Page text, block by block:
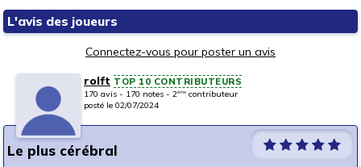
L'avis des joueurs
Connectez-vous pour poster un avis
rolft TOP 10 CONTRIBUTEURS
170 avis - 170 notes - 2ème contributeur
posté le 02/07/2024
Le plus cérébral